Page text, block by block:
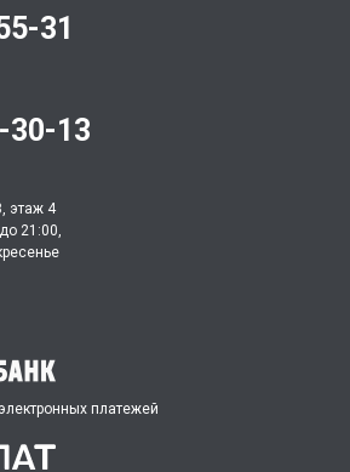
платежей
31
30-13
этаж 4
21:00,